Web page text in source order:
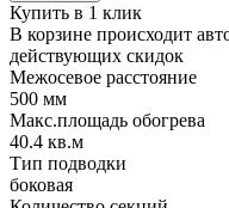
Купить в 1 клик
В корзине происходит
действующих скидок
Межосевое расстояние
500 мм
Макс.площадь обогрева
40.4 кв.м
Тип подводки
боковая